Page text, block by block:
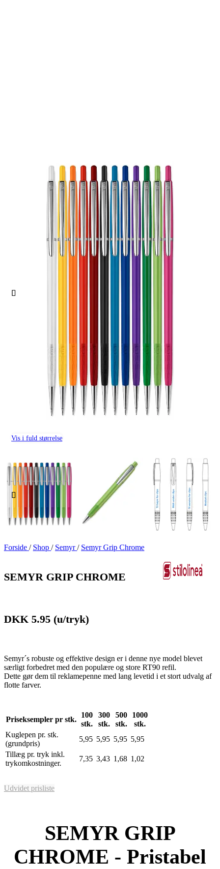
Vis i fuld størrelse
Forside / Shop / Semyr/ Semyr Grip Chrome
SEMYR GRIP CHROME
DKK 5.95 (u/tryk)
Semyr´s robuste og effektive design er i denne nye model blevet
særligt forbedret med den populære og store RT90 refil.
Dette gør dem til reklamepenne med lang levetid i et stort udvalg af
flotte farver.
Priseksempler pr stk.
100
stk.
300
stk.
500
stk.
1000
stk.
Kuglepen pr. stk.
(grundpris)
5,95 5,95 5,95 5,95
Tillæg pr. tryk inkl.
trykomkostninger.
7,35 3,43 1,68 1,02
Udvidet prisliste
SEMYR GRIP
CHROME - Pristabel